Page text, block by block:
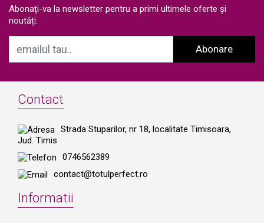
Abonați-va la newsletter pentru a primi ultimele oferte și
noutăți:
Abonare
Contact
Strada Stuparilor, nr 18, localitate Timisoara,
Jud. Timis
0746562389
contact@totulperfect.ro
Informatii